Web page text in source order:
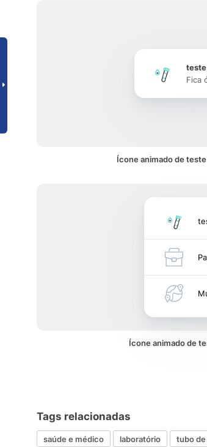
Fica
Ícone animado de
Ícone animado de
Tags relacionadas
saúde e médico laboratório tubo